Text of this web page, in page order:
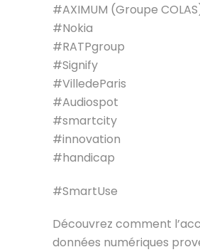
#AXIMUM (Groupe
#Nokia
#RATPgroup
#Signify
#VilledeParis
#Audiospot
#smartcity
#innovation
#handicap
#SmartUse
Découvrez comment
données numériques